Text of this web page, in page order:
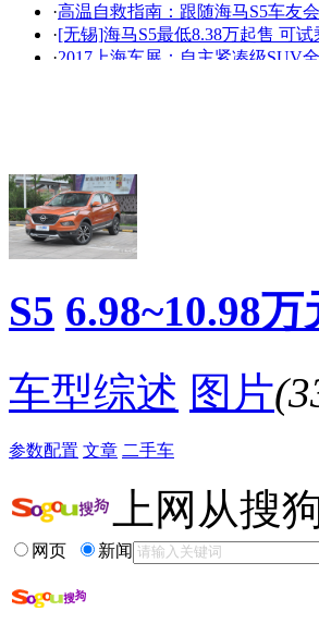
看赛车宝贝争奇斗
艳
车模美腿
走光
·高温自救指南：跟随海马S5车友
·[无锡]海马S5最低8.38万起售 可试
·2017上海车展：自主紧凑级SUV
·[杭州]海马S5售7.98万起！送千元礼
·敢闯青春 海马S5 360 潮驾玩趴郑
·荣威RX5超级互联网SUV 河南宜
降价促销
S5 6.98~10.98万
车型综述 图片
参数配置 文章 二手车
上网从搜
网页 新闻